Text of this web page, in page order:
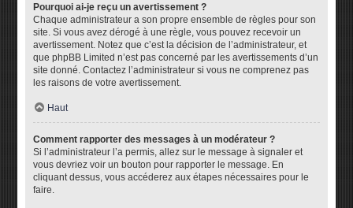
Pourquoi ai-je reçu un avertissement ?
Chaque administrateur a son propre ensemble de règles pour son
site. Si vous avez dérogé à une règle, vous pouvez recevoir un
avertissement. Notez que c’est la décision de l’administrateur, et
que phpBB Limited n’est pas concerné par les avertissements d’un
site donné. Contactez l’administrateur si vous ne comprenez pas
les raisons de votre avertissement.
Haut
Comment rapporter des messages à un modérateur ?
Si l’administrateur l’a permis, allez sur le message à signaler et
vous devriez voir un bouton pour rapporter le message. En
cliquant dessus, vous accéderez aux étapes nécessaires pour le
faire.